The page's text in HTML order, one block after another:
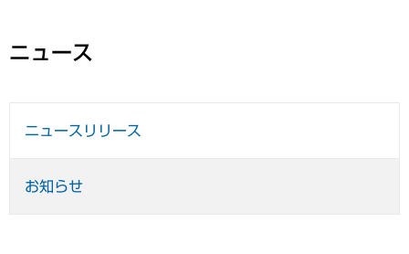
ニュース
ニュースリリース
お知らせ